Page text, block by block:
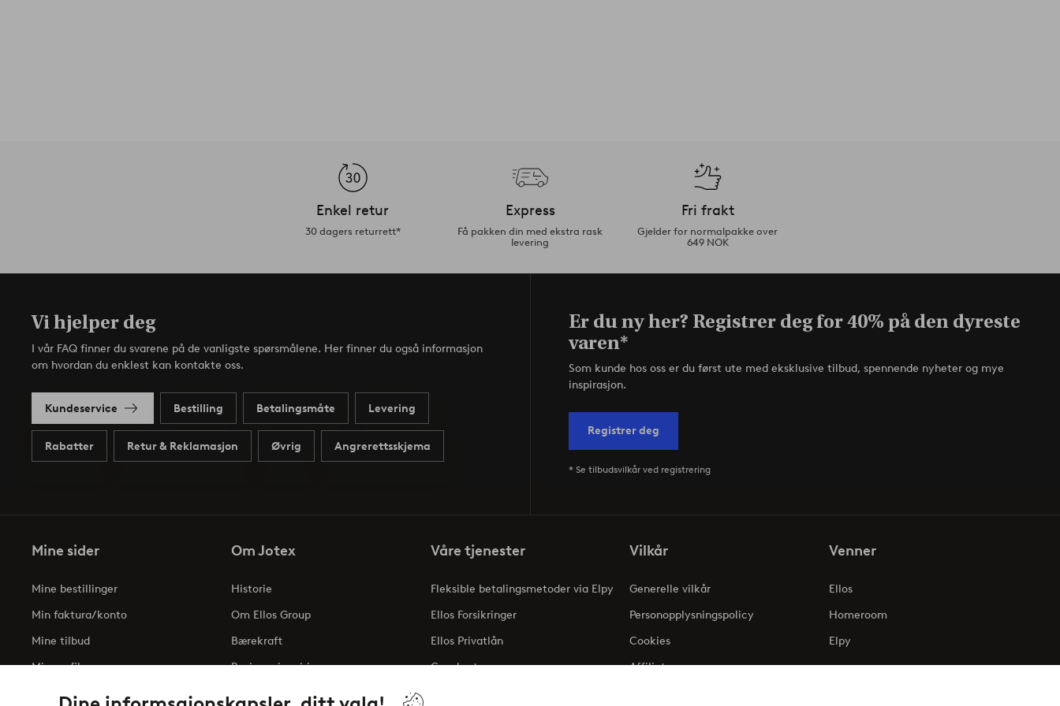
Enkel retur
30 dagers returrett*
Express
Få pakken din med ekstra rask
levering
Fri frakt
Gjelder for normalpakke over
649 NOK
Vi hjelper deg
I vår FAQ finner du svarene på de vanligste spørsmålene. Her finner du også informasjon
om hvordan du enklest kan kontakte oss.
Kundeservice Bestilling Betalingsmåte Levering
Rabatter Retur & Reklamasjon Øvrig Angrerettsskjema
Er du ny her? Registrer deg for 40% på den dyreste
varen*
Som kunde hos oss er du først ute med eksklusive tilbud, spennende nyheter og mye
inspirasjon.
Registrer deg
* Se tilbudsvilkår ved registrering
Mine sider
Mine bestillinger
Min faktura/konto
Mine tilbud
Min profil
Om Jotex
Historie
Om Ellos Group
Bærekraft
Business inquiries
Tilgjengelighetserklæring
Våre tjenester
Fleksible betalingsmetoder via Elpy
Ellos Forsikringer
Ellos Privatlån
Gavekort
Vilkår
Generelle vilkår
Personopplysningspolicy
Cookies
Affiliate
Venner
Ellos
Homeroom
Elpy